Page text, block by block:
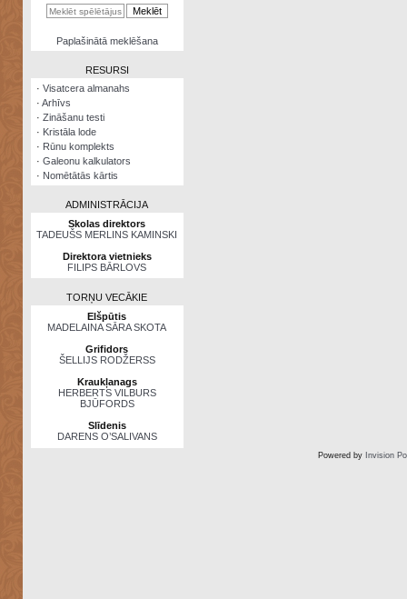
kalkulators
NomētātāsPaplašinātā meklēšana
RESURSI
· Visatcera almanahs
· Arhīvs
· Zināšanu testi
· Kristāla lode
· Rūnu komplekts
· Galeonu kalkulators
· Nomētātās kārtis
ADMINISTRĀCIJA
Skolas direktors
TADEUŠS MERLINS KAMINSKI
Direktora vietnieks
FILIPS BĀRLOVS
TORŅU VECĀKIE
Elšpūtis
MADELAINA SĀRA SKOTA
Grifidors
ŠELLIJS RODŽERSS
Kraukļanags
HERBERTS VILBURS
BJŪFORDS
Slīdenis
DARENS O’SALIVANS
Powered by Invision